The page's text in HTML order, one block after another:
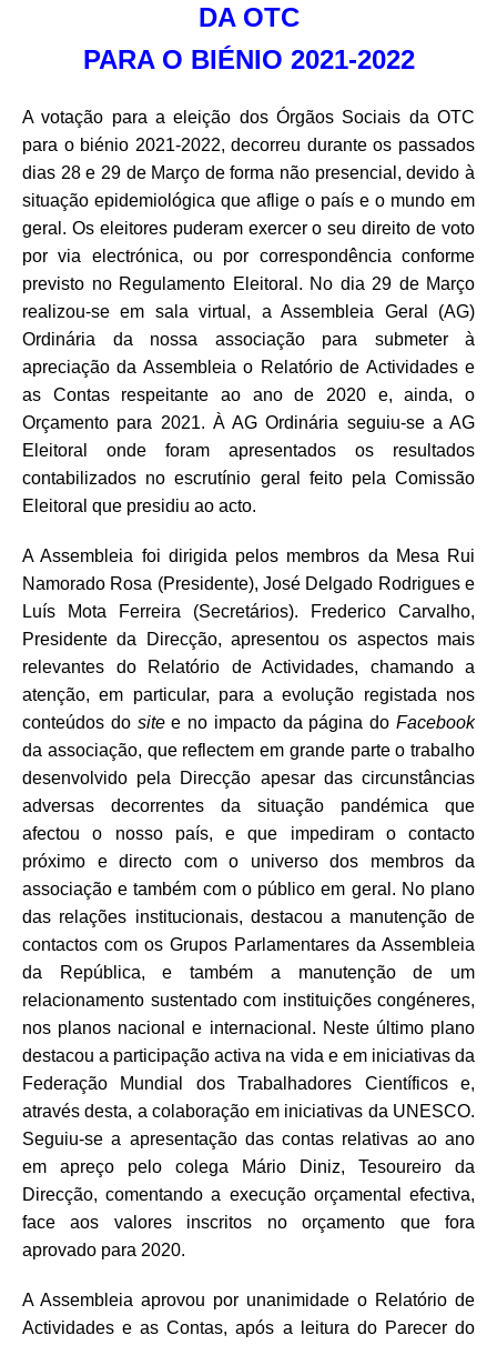
DA OTC
PARA O BIÉNIO 2021-2022
A votação para a eleição dos Órgãos Sociais da OTC
para o biénio 2021-2022, decorreu durante os passados
dias 28 e 29 de Março de forma não presencial, devido à
situação epidemiológica que aflige o país e o mundo em
geral. Os eleitores puderam exercer o seu direito de voto
por via electrónica, ou por correspondência conforme
previsto no Regulamento Eleitoral. No dia 29 de Março
realizou-se em sala virtual, a Assembleia Geral (AG)
Ordinária da nossa associação para submeter à
apreciação da Assembleia o Relatório de Actividades e
as Contas respeitante ao ano de 2020 e, ainda, o
Orçamento para 2021. À AG Ordinária seguiu-se a AG
Eleitoral onde foram apresentados os resultados
contabilizados no escrutínio geral feito pela Comissão
Eleitoral que presidiu ao acto.
A Assembleia foi dirigida pelos membros da Mesa Rui
Namorado Rosa (Presidente), José Delgado Rodrigues e
Luís Mota Ferreira (Secretários). Frederico Carvalho,
Presidente da Direcção, apresentou os aspectos mais
relevantes do Relatório de Actividades, chamando a
atenção, em particular, para a evolução registada nos
conteúdos do sitee no impacto da página doFacebook
da associação, que reflectem em grande parte o trabalho
desenvolvido pela Direcção apesar das circunstâncias
adversas decorrentes da situação pandémica que
afectou o nosso país, e que impediram o contacto
próximo e directo com o universo dos membros da
associação e também com o público em geral. No plano
das relações institucionais, destacou a manutenção de
contactos com os Grupos Parlamentares da Assembleia
da República, e também a manutenção de um
relacionamento sustentado com instituições congéneres,
nos planos nacional e internacional. Neste último plano
destacou a participação activa na vida e em iniciativas da
Federação Mundial dos Trabalhadores Científicos e,
através desta, a colaboração em iniciativas da UNESCO.
Seguiu-se a apresentação das contas relativas ao ano
em apreço pelo colega Mário Diniz, Tesoureiro da
Direcção, comentando a execução orçamental efectiva,
face aos valores inscritos no orçamento que fora
aprovado para 2020.
A Assembleia aprovou por unanimidade o Relatório de
Actividades e as Contas, após a leitura do Parecer do